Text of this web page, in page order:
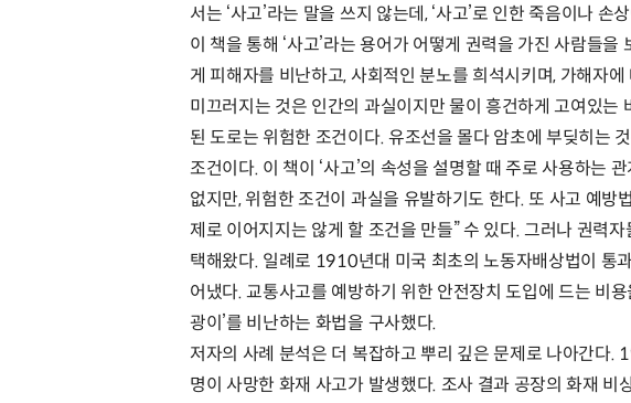
서는 ‘사고’라는 말을 쓰지 않는데, ‘사고’로 인한 죽음이나
이 책을 통해 ‘사고’라는 용어가 어떻게 권력을 가진 사람들
게 피해자를 비난하고, 사회적인 분노를 희석시키며, 가해자
미끄러지는 것은 인간의 과실이지만 물이 흥건하게 고여있
된 도로는 위험한 조건이다. 유조선을 몰다 암초에 부딪히는
조건이다. 이 책이 ‘사고’의 속성을 설명할 때 주로 사용하는
없지만, 위험한 조건이 과실을 유발하기도 한다. 또 사고 예
제로 이어지지는 않게 할 조건을 만들” 수 있다. 그러나 권력
택해왔다. 일례로 1910년대 미국 최초의 노동자배상법이 통
어냈다. 교통사고를 예방하기 위한 안전장치 도입에 드는 비
광이’를 비난하는 화법을 구사했다.
저자의 사례 분석은 더 복잡하고 뿌리 깊은 문제로 나아간다
명이 사망한 화재 사고가 발생했다. 조사 결과 공장의 화재